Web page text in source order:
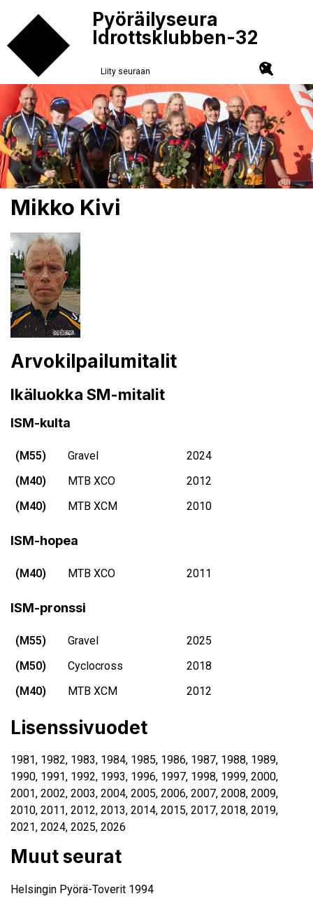
Pyöräilyseura
Idrottsklubben-32
Liity seuraan
Mikko Kivi
Arvokilpailumitalit
Ikäluokka SM-mitalit
ISM-kulta
(M55) Gravel
2024
(M40)
MTB XCO
2012
(M40)
MTB XCM 2010
ISM-hopea
(M40) MTB XCO 2011
ISM-pronssi
(M55) Gravel
2025
(M50)
Cyclocross
2018
(M40)
MTB XCM 2012
Lisenssivuodet
1981, 1982, 1983, 1984, 1985, 1986, 1987, 1988, 1989,
1990, 1991, 1992, 1993, 1996, 1997, 1998, 1999, 2000,
2001, 2002, 2003, 2004, 2005, 2006, 2007, 2008, 2009,
2010, 2011, 2012, 2013, 2014, 2015, 2017, 2018, 2019,
2021, 2024, 2025, 2026
Muut seurat
Helsingin Pyörä-Toverit 1994